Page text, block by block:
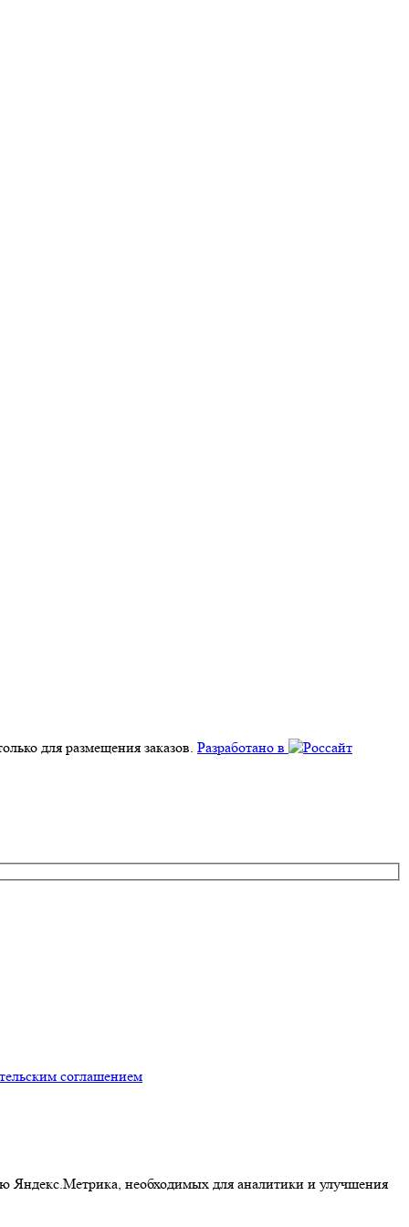
для размещения заказов. Разработано в
соглашением
Яндекс.Метрика, необходимых для аналитики и улучшения